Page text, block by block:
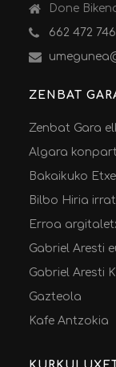
Done
662 472 746
ZENBAT
Zenbat Gara
Algara
Bakaikuko
Bilbo Hiria
Erroa
Gabriel Aresti
Gabriel Aresti
Gazteola
Kafe Antzokia